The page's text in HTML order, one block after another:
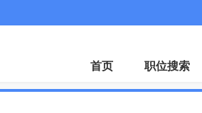
首页 职位搜索